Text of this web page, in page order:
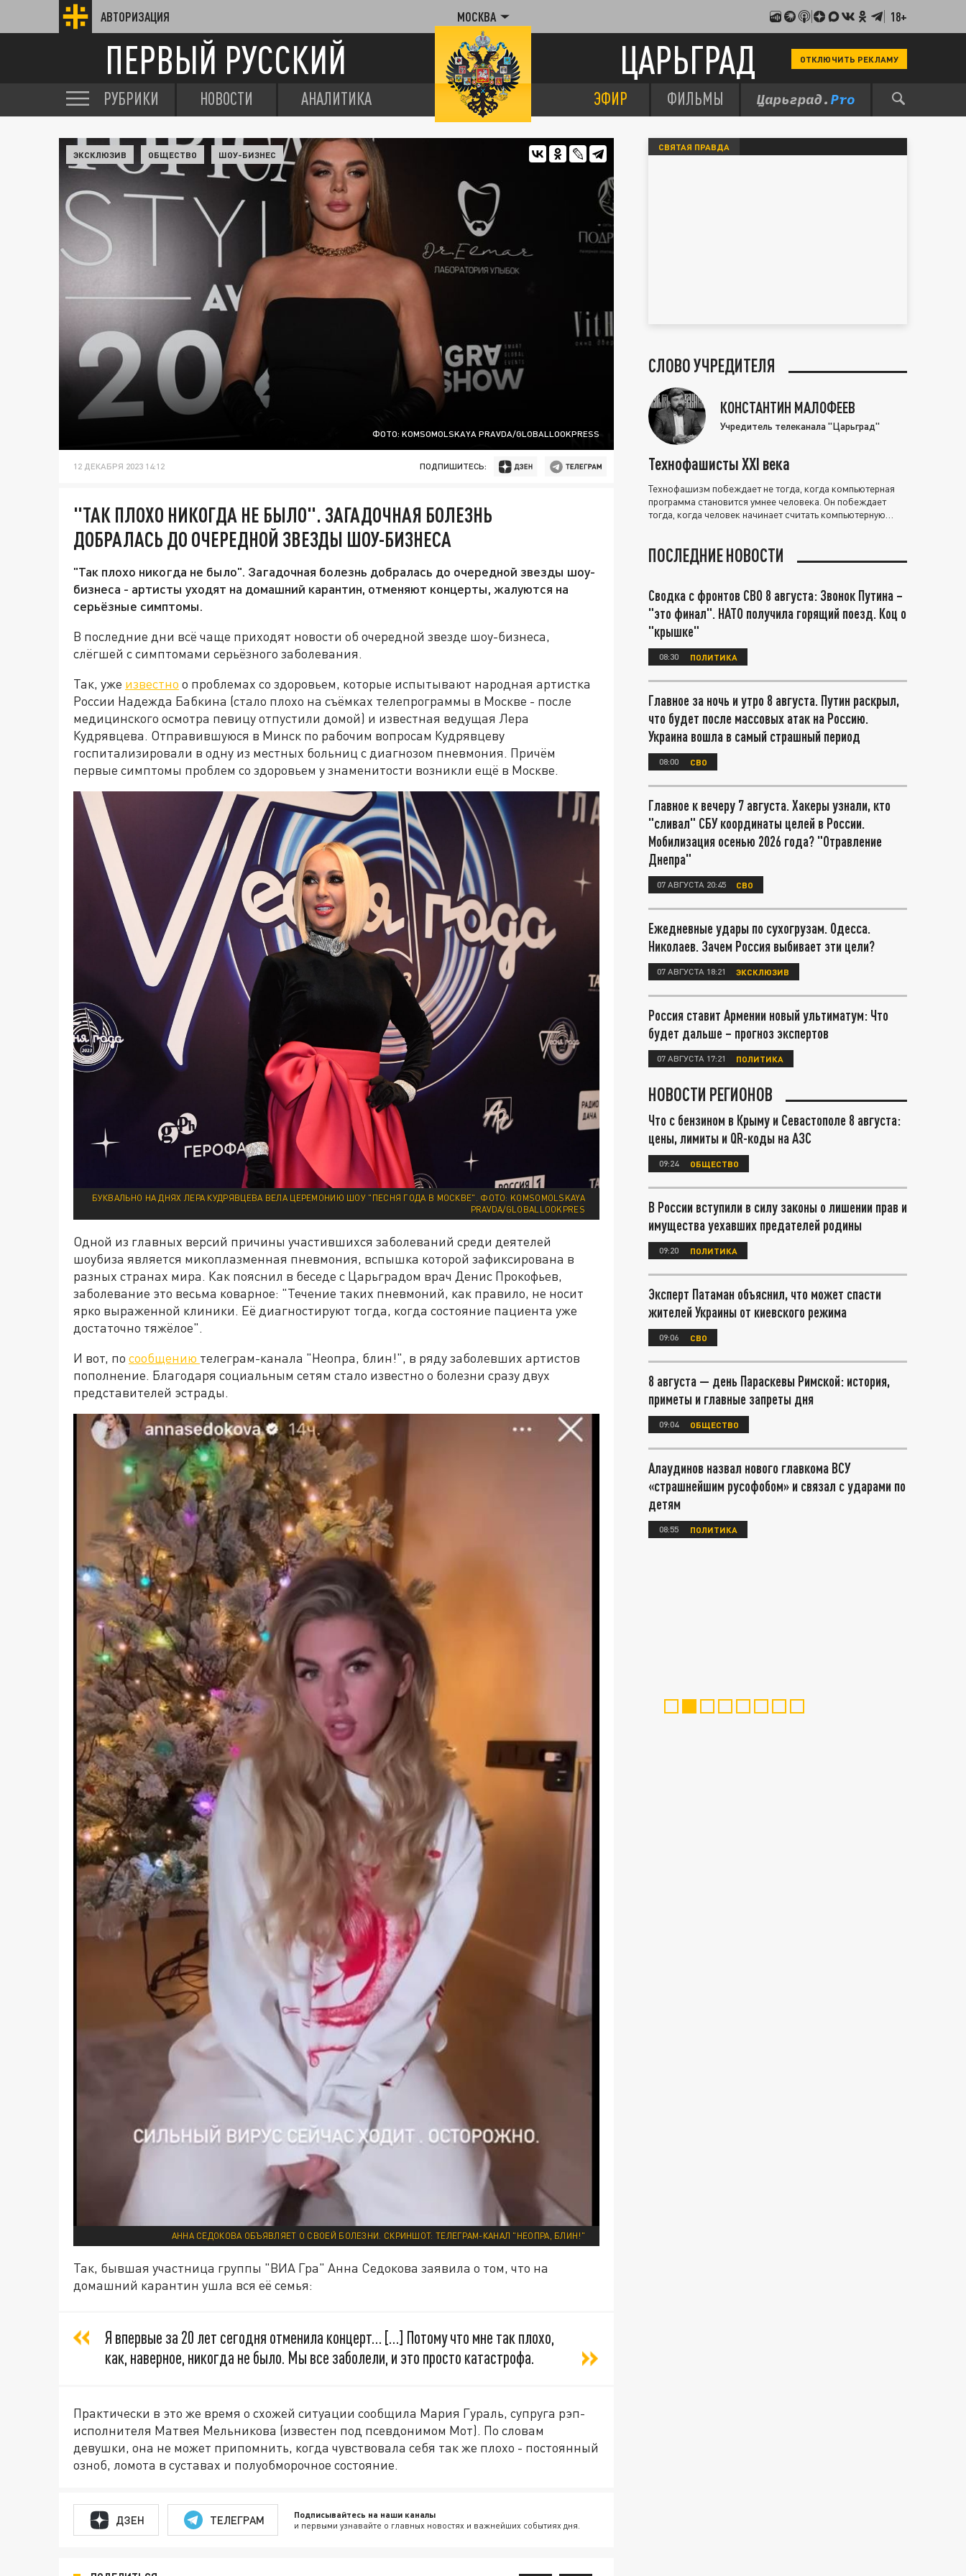
АВТОРИЗАЦИЯ МОСКВА 18+
ПЕРВЫЙ РУССКИЙ ЦАРЬГРАД ОТКЛЮЧИТЬ РЕКЛАМУ
РУБРИКИ НОВОСТИ АНАЛИТИКА ЭФИР ФИЛЬМЫ
ФОТО: KOMSOMOLSKAYA PRAVDA/GLOBALLOOKPRESS
ЭКСКЛЮЗИВ ОБЩЕСТВО ШОУ-БИЗНЕС
12 ДЕКАБРЯ 2023 14:12 ПОДПИШИТЕСЬ:
"ТАК ПЛОХО НИКОГДА НЕ БЫЛО". ЗАГАДОЧНАЯ БОЛЕЗНЬ
ДОБРАЛАСЬ ДО ОЧЕРЕДНОЙ ЗВЕЗДЫ ШОУ-БИЗНЕСА
"Так плохо никогда не было". Загадочная болезнь добралась до очередной звезды шоу-
бизнеса - артисты уходят на домашний карантин, отменяют концерты, жалуются на
серьёзные симптомы.
В последние дни всё чаще приходят новости об очередной звезде шоу-бизнеса,
слёгшей с симптомами серьёзного заболевания.
Так, уже известно о проблемах со здоровьем, которые испытывают народная артистка
России Надежда Бабкина (стало плохо на съёмках телепрограммы в Москве - после
медицинского осмотра певицу отпустили домой) и известная ведущая Лера
Кудрявцева. Отправившуюся в Минск по рабочим вопросам Кудрявцеву
госпитализировали в одну из местных больниц с диагнозом пневмония. Причём
первые симптомы проблем со здоровьем у знаменитости возникли ещё в Москве.
БУКВАЛЬНО НА ДНЯХ ЛЕРА КУДРЯВЦЕВА ВЕЛА ЦЕРЕМОНИЮ ШОУ "ПЕСНЯ ГОДА В МОСКВЕ". ФОТО: KOMSOMOLSKAYA
PRAVDA/GLOBALLOOKPRES
Одной из главных версий причины участившихся заболеваний среди деятелей
шоубиза является микоплазменная пневмония, вспышка которой зафиксирована в
разных странах мира. Как пояснил в беседе с Царьградом врач Денис Прокофьев,
заболевание это весьма коварное: "Течение таких пневмоний, как правило, не носит
ярко выраженной клиники. Её диагностируют тогда, когда состояние пациента уже
достаточно тяжёлое".
И вот, по сообщению телеграм-канала "Неопра, блин!", в ряду заболевших артистов
пополнение. Благодаря социальным сетям стало известно о болезни сразу двух
представителей эстрады.
АННА СЕДОКОВА ОБЪЯВЛЯЕТ О СВОЕЙ БОЛЕЗНИ. СКРИНШОТ: ТЕЛЕГРАМ-КАНАЛ "НЕОПРА, БЛИН!"
Так, бывшая участница группы "ВИА Гра" Анна Седокова заявила о том, что на
домашний карантин ушла вся её семья:
Я впервые за 20 лет сегодня отменила концерт… […] Потому что мне так плохо,
как, наверное, никогда не было. Мы все заболели, и это просто катастрофа.
Практически в это же время о схожей ситуации сообщила Мария Гураль, супруга рэп-
исполнителя Матвея Мельникова (известен под псевдонимом Мот). По словам
девушки, она не может припомнить, когда чувствовала себя так же плохо - постоянный
озноб, ломота в суставах и полуобморочное состояние.
ДЗЕН ТЕЛЕГРАМ Подписывайтесь на наши каналы
и первыми узнавайте о главных новостях и важнейших событиях дня.
СВЯТАЯ ПРАВДА
СЛОВО УЧРЕДИТЕЛЯ
КОНСТАНТИН МАЛОФЕЕВ
Учредитель телеканала "Царьград"
Технофашисты XXI века
Технофашизм побеждает не тогда, когда компьютерная
программа становится умнее человека. Он побеждает
тогда, когда человек начинает считать компьютерную
ПОСЛЕДНИЕ НОВОСТИ
Сводка с фронтов СВО 8 августа: Звонок Путина –
"это финал". НАТО получила горящий поезд. Коц о
"крышке"
08:30 ПОЛИТИКА
Главное за ночь и утро 8 августа. Путин раскрыл,
что будет после массовых атак на Россию.
Украина вошла в самый страшный период
08:00 СВО
Главное к вечеру 7 августа. Хакеры узнали, кто
"сливал" СБУ координаты целей в России.
Мобилизация осенью 2026 года? "Отравление
Днепра"
07 АВГУСТА 20:45 СВО
Ежедневные удары по сухогрузам. Одесса.
Николаев. Зачем Россия выбивает эти цели?
07 АВГУСТА 18:21 ЭКСКЛЮЗИВ
Россия ставит Армении новый ультиматум: Что
будет дальше – прогноз экспертов
07 АВГУСТА 17:21 ПОЛИТИКА
НОВОСТИ РЕГИОНОВ
Что с бензином в Крыму и Севастополе 8 августа:
цены, лимиты и QR-коды на АЗС
09:24 ОБЩЕСТВО
В России вступили в силу законы о лишении прав и
имущества уехавших предателей родины
09:20 ПОЛИТИКА
Эксперт Патаман объяснил, что может спасти
жителей Украины от киевского режима
09:06 СВО
8 августа — день Параскевы Римской: история,
приметы и главные запреты дня
09:04 ОБЩЕСТВО
Алаудинов назвал нового главкома ВСУ
«страшнейшим русофобом» и связал с ударами по
детям
08:55 ПОЛИТИКА